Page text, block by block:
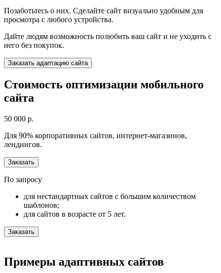
Позаботьтесь о них. Сделайте сайт визуально удобным для
просмотра с любого устройства.
Дайте людям возможность полюбить ваш сайт и не уходить с
него без покупок.
Заказать адаптацию сайта
Стоимость оптимизации мобильного
сайта
50 000 р.
Для 90% корпоративных сайтов, интернет-магазинов,
лендингов.
Заказать
По запросу
для нестандартных сайтов с большим количеством
шаблонов;
для сайтов в возрасте от 5 лет.
Заказать
Примеры адаптивных сайтов